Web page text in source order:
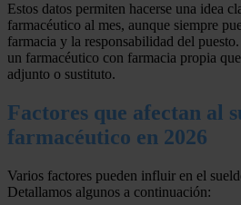
Estos datos permiten hacerse una idea
farmacéutico al mes, aunque siempre
farmacia y la responsabilidad del
un farmacéutico con farmacia propia
adjunto o sustituto.
Factores que afectan al
farmacéutico en 2026
Varios factores pueden influir en el
Detallamos algunos a continuación: